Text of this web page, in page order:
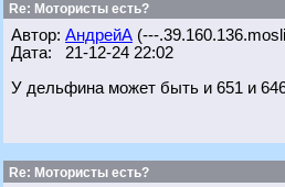
Re: Мотористы есть?
Автор: АндрейА (---
Дата: 21-12-24 22:02
У дельфина может быть и 651 и
Re: Мотористы есть?